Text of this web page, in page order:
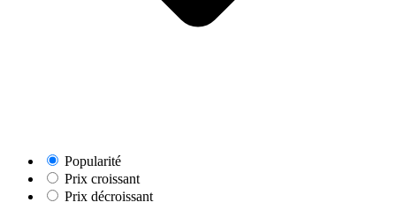
Popularité
Prix croissant
Prix décroissant